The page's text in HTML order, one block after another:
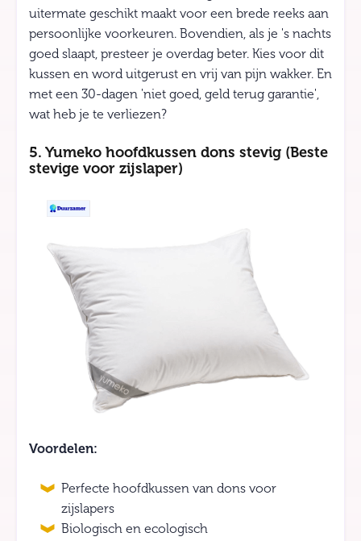
uitermate geschikt maakt voor een brede reeks aan
persoonlijke voorkeuren. Bovendien, als je 's nachts
goed slaapt, presteer je overdag beter. Kies voor dit
kussen en word uitgerust en vrij van pijn wakker. En
met een 30-dagen 'niet goed, geld terug garantie',
wat heb je te verliezen?
5. Yumeko hoofdkussen dons stevig (Beste
stevige voor zijslaper)
Voordelen:
Perfecte hoofdkussen van dons voor
zijslapers
Biologisch en ecologisch